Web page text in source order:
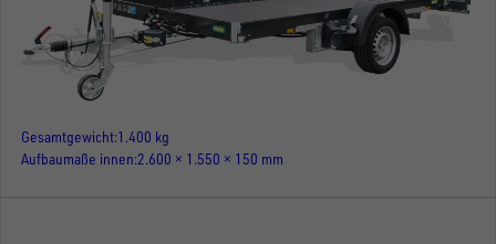
Gesamtgewicht 1.400 kg
Aufbaumaße innen 2.600 × 1.550 × 150 mm